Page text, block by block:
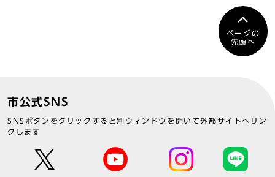
ページの
先頭へ
市公式SNS
SNSボタンをクリックすると別ウィンドウを開いて外部サイトへリン
クします